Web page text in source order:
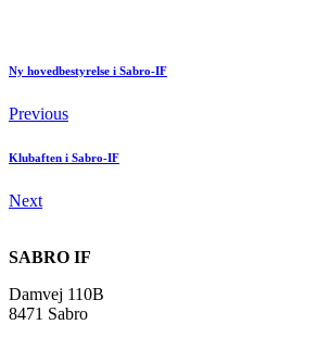
Ny hovedbestyrelse i Sabro-IF
Previous
Klubaften i Sabro-IF
Next
SABRO IF
Damvej 110B
8471 Sabro